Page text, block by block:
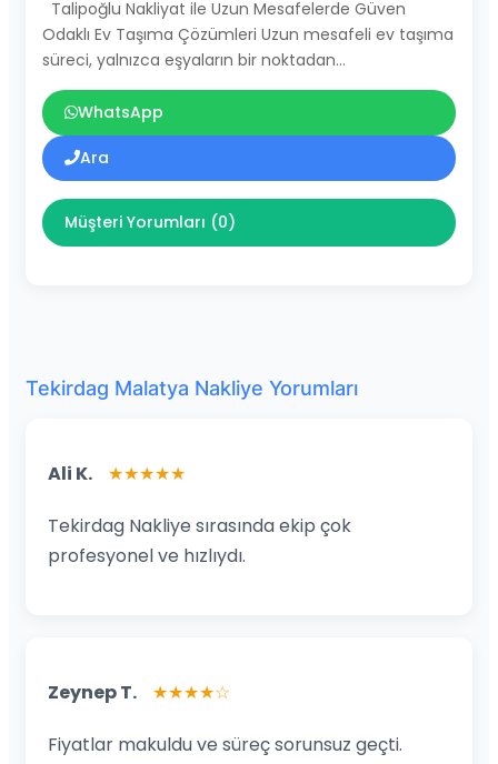
Talipoğlu Nakliyat ile Uzun Mesafelerde Güven
Odaklı Ev Taşıma Çözümleri Uzun mesafeli ev taşıma
süreci, yalnızca eşyaların bir noktadan…
WhatsApp
Ara
Müşteri Yorumları (0)
Tekirdag Malatya Nakliye Yorumları
Ali K. ★★★★★
Tekirdag Nakliye sırasında ekip çok
profesyonel ve hızlıydı.
Zeynep T. ★★★★☆
Fiyatlar makuldu ve süreç sorunsuz geçti.